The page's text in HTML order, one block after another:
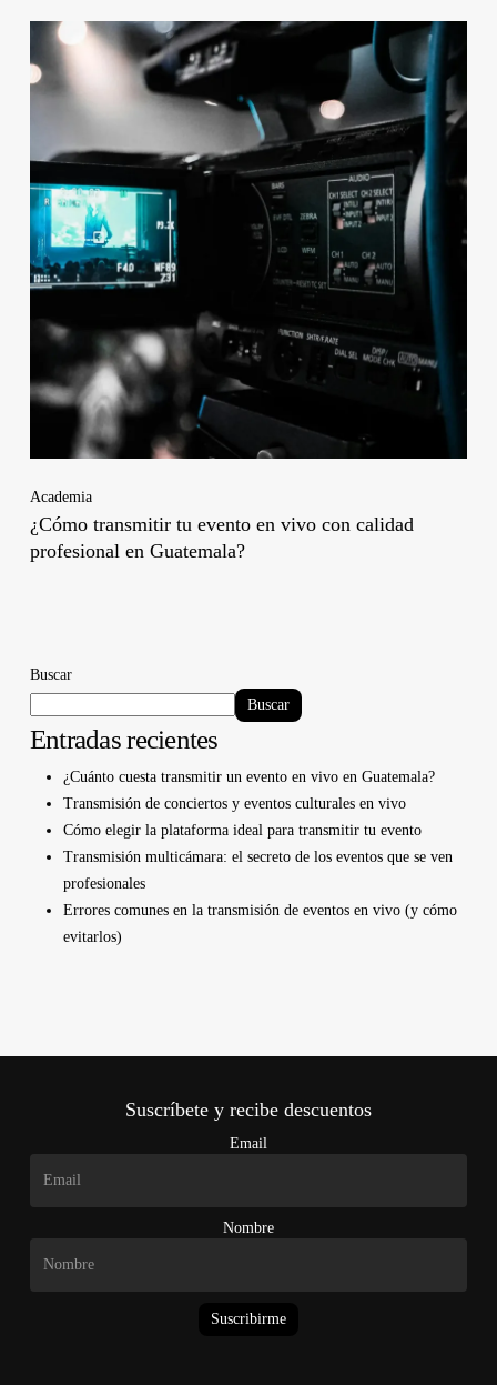
Academia
¿Cómo transmitir tu evento en vivo con calidad
profesional en Guatemala?
Buscar
Buscar
Entradas recientes
¿Cuánto cuesta transmitir un evento en vivo en Guatemala?
Transmisión de conciertos y eventos culturales en vivo
Cómo elegir la plataforma ideal para transmitir tu evento
Transmisión multicámara: el secreto de los eventos que se ven
profesionales
Errores comunes en la transmisión de eventos en vivo (y cómo
evitarlos)
Suscríbete y recibe descuentos
Email
Nombre
Suscribirme